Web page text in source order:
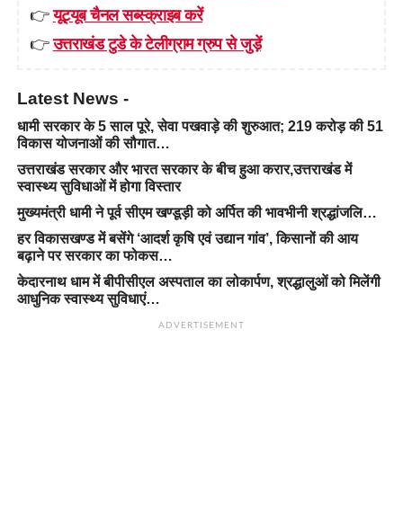
👉यूट्यूब चैनल सब्स्क्राइब करें
👉उत्तराखंड टुडे के टेलीग्राम ग्रुप से जुड़ें
Latest News -
धामी सरकार के 5 साल पूरे, सेवा पखवाड़े की शुरुआत; 219 करोड़ की 51
विकास योजनाओं की सौगात…
उत्तराखंड सरकार और भारत सरकार के बीच हुआ करार,उत्तराखंड में
स्वास्थ्य सुविधाओं में होगा विस्तार
मुख्यमंत्री धामी ने पूर्व सीएम खण्डूड़ी को अर्पित की भावभीनी श्रद्धांजलि…
हर विकासखण्ड में बसेंगे ‘आदर्श कृषि एवं उद्यान गांव’, किसानों की आय
बढ़ाने पर सरकार का फोकस…
केदारनाथ धाम में बीपीसीएल अस्पताल का लोकार्पण, श्रद्धालुओं को मिलेंगी
आधुनिक स्वास्थ्य सुविधाएं…
ADVERTISEMENT